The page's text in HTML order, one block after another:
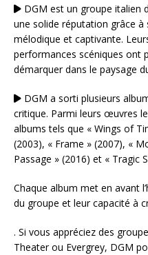
DGM est un groupe italien
une solide réputation grâce à
mélodique et captivante.
performances scéniques ont
démarquer dans le paysage
DGM a sorti plusieurs
critique. Parmi leurs œuvres
albums tels que « Wings of
(2003), « Frame » (2007), «
Passage » (2016) et « Tragic
Chaque album met en avant
du groupe et leur capacité à
. Si vous appréciez des
Theater ou Evergrey, DGM